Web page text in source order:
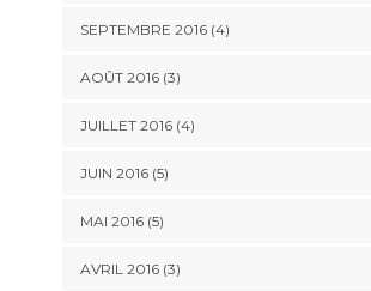
SEPTEMBRE 2016(4)
AOÛT 2016(3)
JUILLET 2016(4)
JUIN 2016(5)
MAI 2016(5)
AVRIL 2016(3)